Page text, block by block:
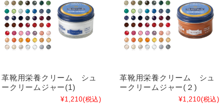
革靴用栄養クリーム シュ
ークリームジャー(1)
¥1,210(税込)
革靴用栄養クリーム シュ
ークリームジャー(２)
¥1,210(税込)